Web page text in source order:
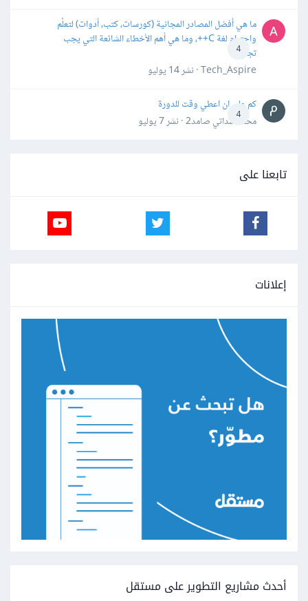
4
ما هي أفضل المصادر المجانية (كورسات، كتب، أدوات) لتعلّم
واحترام لغة C++، وما هي أهم الأخطاء الشائعة التي يجب
تجنبها؟
Tech_Aspire · نشر
14 يوليو
4
كم علي ان اعطي وقت للدورة
محمد سداتي صامد2 · نشر
7 يوليو
تابعنا على
إعلانات
أحدث مشاريع التطوير على مستقل